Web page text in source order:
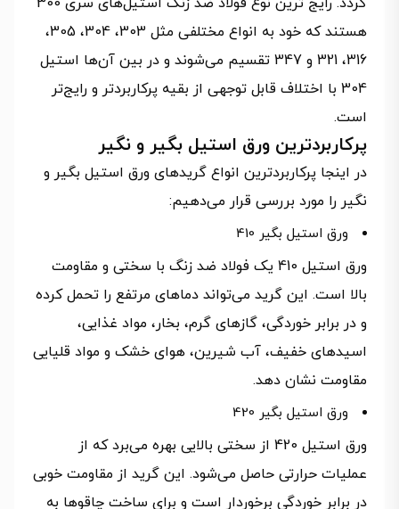
هستند که خود به انواع مختلفی مثل 303، 304، 305،
316، 321 و 347 تقسیم می‌شوند و در بین آن‌ها استیل
304 با اختلاف قابل توجهی از بقیه پرکاربردتر و رایج‌تر
است.
پرکاربردترین ورق استیل بگیر و نگیر
در اینجا پرکاربردترین انواع گریدهای ورق استیل بگیر و
نگیر را مورد بررسی قرار می‌دهیم:
ورق استیل بگیر 410
ورق استیل 410 یک فولاد ضد زنگ با سختی و مقاومت
بالا است. این گرید می‌تواند دماهای مرتفع را تحمل کرده
و در برابر خوردگی، گازهای گرم، بخار، مواد غذایی،
اسیدهای خفیف، آب شیرین، هوای خشک و مواد قلیایی
مقاومت نشان دهد.
ورق استیل بگیر 420
ورق استیل 420 از سختی بالایی بهره می‌برد که از
عملیات حرارتی حاصل می‌شود. این گرید از مقاومت خوبی
در برابر خوردگی برخوردار است و برای ساخت چاقوها به